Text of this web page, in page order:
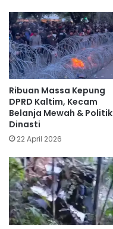
Ribuan Massa Kepung
DPRD Kaltim, Kecam
Belanja Mewah & Politik
Dinasti
22 April 2026